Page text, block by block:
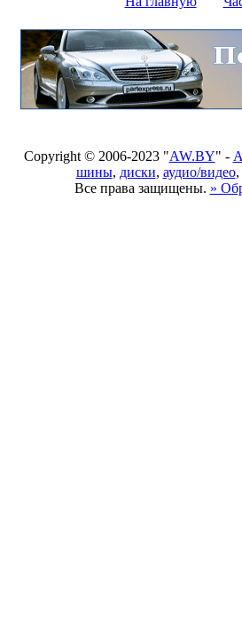
Copyright © 2006-2023 "AW.BY" -
шины, диски, аудио/видео,
Все права защищены. »